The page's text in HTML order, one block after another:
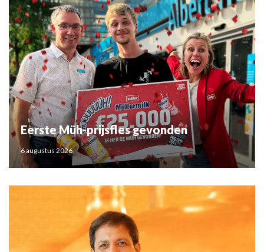
Eerste Müh-prijsfles gevonden
6 augustus 2026